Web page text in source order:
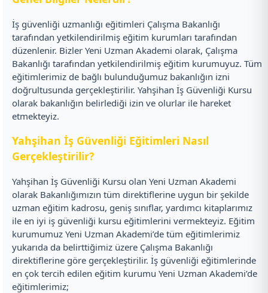
İş güvenliği uzmanlığı eğitimleri Çalışma Bakanlığı
tarafından yetkilendirilmiş eğitim kurumları tarafından
düzenlenir. Bizler Yeni Uzman Akademi olarak, Çalışma
Bakanlığı tarafından yetkilendirilmiş eğitim kurumuyuz. Tüm
eğitimlerimiz de bağlı bulunduğumuz bakanlığın izni
doğrultusunda gerçekleştirilir. Yahşihan İş Güvenliği Kursu
olarak bakanlığın belirlediği izin ve olurlar ile hareket
etmekteyiz.
Yahşihan İş Güvenliği Eğitimleri Nasıl
Gerçekleştirilir?
Yahşihan İş Güvenliği Kursu olan Yeni Uzman Akademi
olarak Bakanlığımızın tüm direktiflerine uygun bir şekilde
uzman eğitim kadrosu, geniş sınıflar, yardımcı kitaplarımız
ile en iyi iş güvenliği kursu eğitimlerini vermekteyiz. Eğitim
kurumumuz Yeni Uzman Akademi’de tüm eğitimlerimiz
yukarıda da belirttiğimiz üzere Çalışma Bakanlığı
direktiflerine göre gerçekleştirilir. İş güvenliği eğitimlerinde
en çok tercih edilen eğitim kurumu Yeni Uzman Akademi’de
eğitimlerimiz;